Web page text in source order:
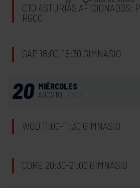
CTO ASTURIAS AFICIONADOS:
RGCC
GAP 18:00-18:30 GIMNASIO
20 MIÉRCOLES
AGOSTO
WOD 11:00-11:30 GIMNASIO
CORE 20:30-21:00 GIMNASIO